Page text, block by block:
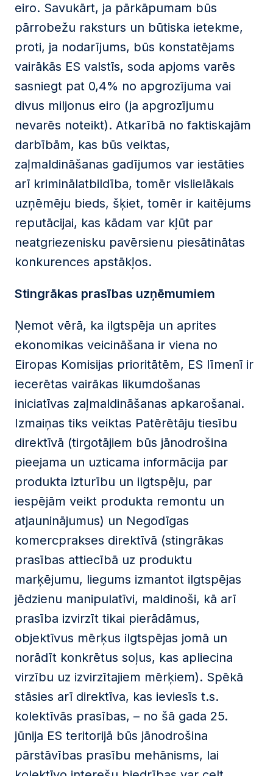
eiro. Savukārt, ja pārkāpumam būs
pārrobežu raksturs un būtiska ietekme,
proti, ja nodarījums, būs konstatējams
vairākās ES valstīs, soda apjoms varēs
sasniegt pat 0,4% no apgrozījuma vai
divus miljonus eiro (ja apgrozījumu
nevarēs noteikt). Atkarībā no faktiskajām
darbībām, kas būs veiktas,
zaļmaldināšanas gadījumos var iestāties
arī kriminālatbildība, tomēr vislielākais
uzņēmēju bieds, šķiet, tomēr ir kaitējums
reputācijai, kas kādam var kļūt par
neatgriezenisku pavērsienu piesātinātas
konkurences apstākļos.
Stingrākas prasības uzņēmumiem
Ņemot vērā, ka ilgtspēja un aprites
ekonomikas veicināšana ir viena no
Eiropas Komisijas prioritātēm, ES līmenī ir
iecerētas vairākas likumdošanas
iniciatīvas zaļmaldināšanas apkarošanai.
Izmaiņas tiks veiktas Patērētāju tiesību
direktīvā (tirgotājiem būs jānodrošina
pieejama un uzticama informācija par
produkta izturību un ilgtspēju, par
iespējām veikt produkta remontu un
atjauninājumus) un Negodīgas
komercprakses direktīvā (stingrākas
prasības attiecībā uz produktu
marķējumu, liegums izmantot ilgtspējas
jēdzienu manipulatīvi, maldinoši, kā arī
prasība izvirzīt tikai pierādāmus,
objektīvus mērķus ilgtspējas jomā un
norādīt konkrētus soļus, kas apliecina
virzību uz izvirzītajiem mērķiem). Spēkā
stāsies arī direktīva, kas ieviesīs t.s.
kolektīvās prasības, – no šā gada 25.
jūnija ES teritorijā būs jānodrošina
pārstāvības prasību mehānisms, lai